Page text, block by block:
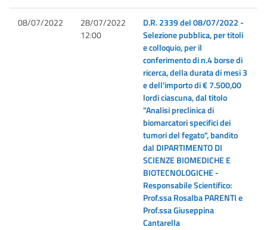
08/07/2022
28/07/2022
12:00
D.R. 2339 del 08/07/2022 -
Selezione pubblica, per titoli
e colloquio, per il
conferimento di n.4 borse di
ricerca, della durata di mesi 3
e dell'importo di € 7.500,00
lordi ciascuna, dal titolo
"Analisi preclinica di
biomarcatori specifici dei
tumori del fegato", bandito
dal DIPARTIMENTO DI
SCIENZE BIOMEDICHE E
BIOTECNOLOGICHE -
Responsabile Scientifico:
Prof.ssa Rosalba PARENTI e
Prof.ssa Giuseppina
Cantarella